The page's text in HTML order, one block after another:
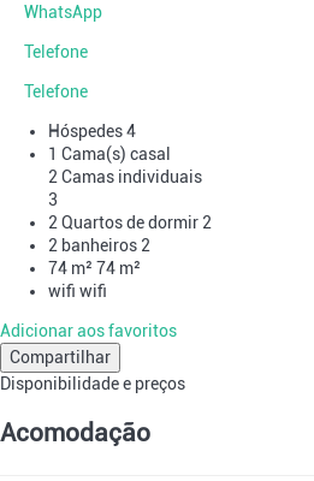
WhatsApp
Telefone
Telefone
Hóspedes4
1 Cama(s) casal
2 Camas individuais
3
2 Quartos de dormir 2
2 banheiros 2
74 m² 74 m²
wifi wifi
Adicionar aos favoritos
Compartilhar
Disponibilidade e preços
Acomodação